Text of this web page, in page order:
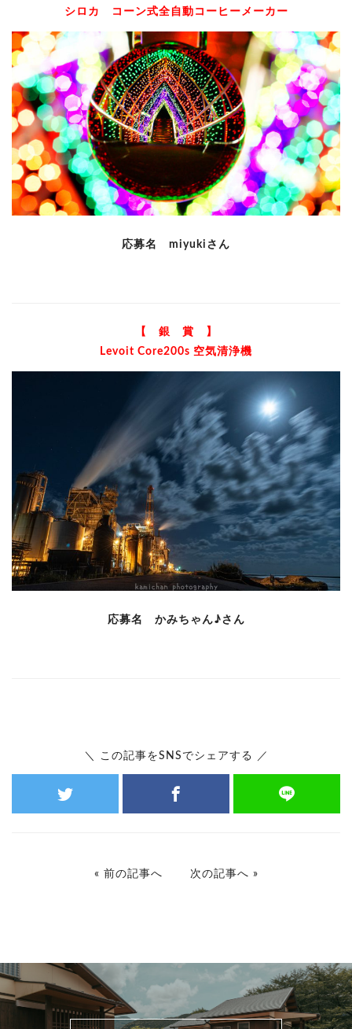
シロカ コーン式全自動コーヒーメーカー
応募名 miyukiさん
【 銀 賞 】
Levoit Core200s 空気清浄機
応募名 かみちゃん♪さん
＼ この記事をSNSでシェアする ／
« 前の記事へ 次の記事へ »